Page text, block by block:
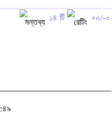
১৪ টি +০/-০